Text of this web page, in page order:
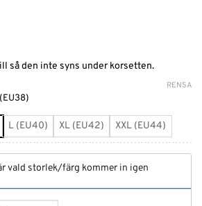
så den inte syns under korsetten.
L (EU40) XL (EU42) XXL (EU44)
RENSA
vald storlek/färg kommer in igen